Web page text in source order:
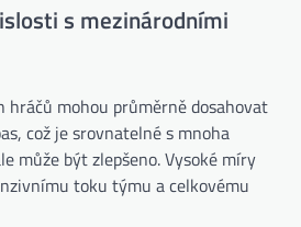
s mezinárodními
mohou průměrně dosahovat
což je srovnatelné s mnoha
může být zlepšeno. Vysoké míry
toku týmu a celkovému